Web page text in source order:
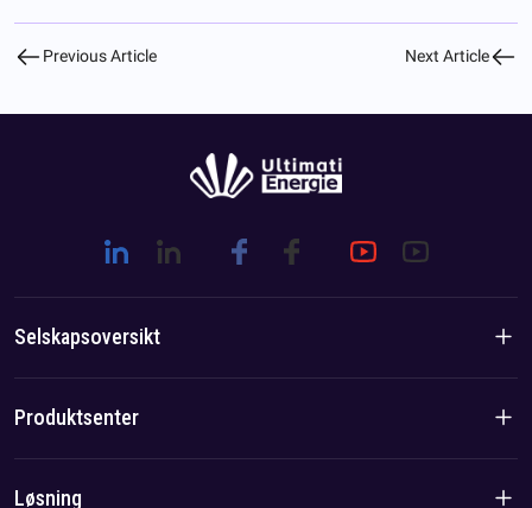
Previous Article Next Article
Selskapsoversikt
Introduksjon til selskapet
Lag-/lokalfordel
Produktsenter
Boligprodukter
Løsning